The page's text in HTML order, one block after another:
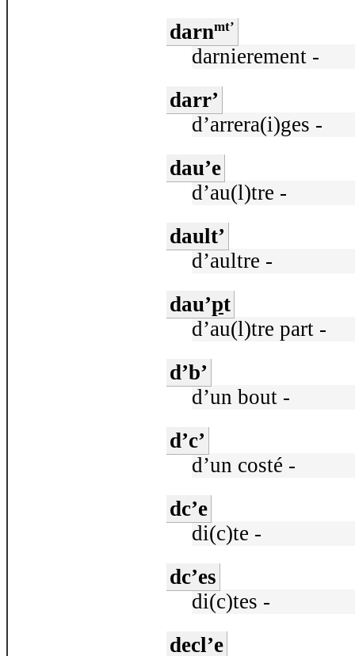
darnmt’
darnierement -
darr’
d’arrera(i)ges -
dau’e
d’au(l)tre -
dault’
d’aultre -
dau’pt
d’au(l)tre part -
d’b’
d’un bout -
d’c’
d’un costé -
dc’e
di(c)te -
dc’es
di(c)tes -
decl’e